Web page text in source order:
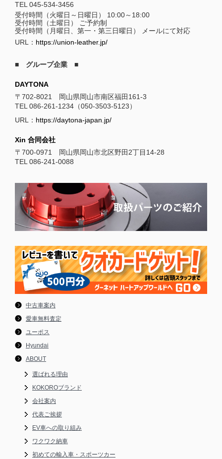
TEL 045-534-3456
受付時間（火曜日～日曜日） 10:00～18:00
受付時間（土曜日） ご予約制
受付時間（月曜日、第一・第三日曜日） メールにて対応
URL： https://union-leather.jp/
■ グループ企業 ■
DAYTONA
〒702-8021 岡山県岡山市南区福田161-3
TEL 086-261-1234（050-3503-5123）
URL： https://daytona-japan.jp/
Xin 合同会社
〒700-0971 岡山県岡山市北区野田2丁目14-28
TEL 086-241-0088
中古車案内
愛車無料査定
ユーポス
Hyundai
ABOUT
選ばれる理由
KOKOROブランド
会社案内
代表ご挨拶
EV車への取り組み
ワクワク納車
初めての輸入車・スポーツカー